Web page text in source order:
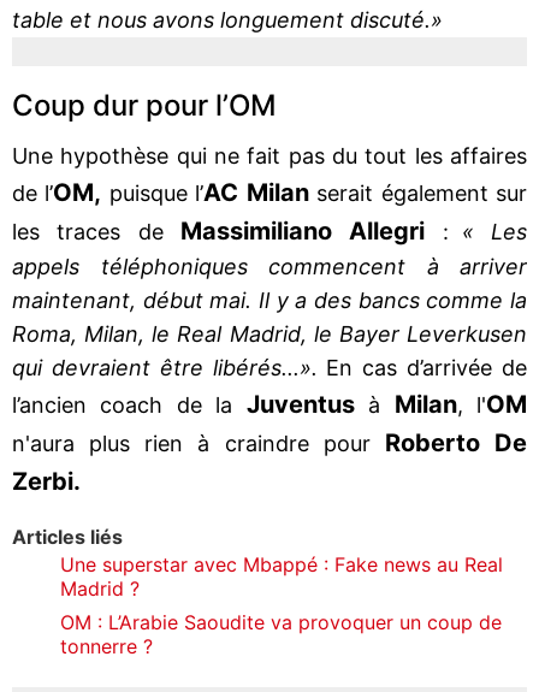
table et nous avons longuement discuté.»
Coup dur pour l’OM
Une hypothèse qui ne fait pas du tout les affaires
de l’OM, puisque l’AC Milanserait également sur
les traces de Massimiliano Allegri : « Les
appels téléphoniques commencent à arriver
maintenant, début mai. Il y a des bancs comme la
Roma, Milan, le Real Madrid, le Bayer Leverkusen
qui devraient être libérés...». En cas d’arrivée de
l’ancien coach de la Juventusà Milan, l'OM
n'aura plus rien à craindre pour Roberto De
Zerbi.
Articles liés
Une superstar avec Mbappé : Fake news au Real
Madrid ?
OM : L’Arabie Saoudite va provoquer un coup de
tonnerre ?